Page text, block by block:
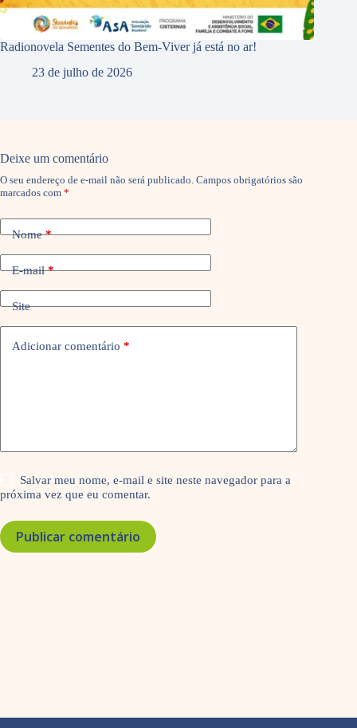
Radionovela Sementes do Bem-Viver já está no ar!
23 de julho de 2026
Deixe um comentário
O seu endereço de e-mail não será publicado. Campos obrigatórios são
marcados com *
Nome*
E-mail*
Site
Adicionar comentário *
Salvar meu nome, e-mail e site neste navegador para a
próxima vez que eu comentar.
Publicar comentário